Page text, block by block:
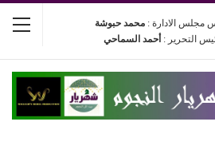
مجلس الادارة : محمد حبوشة
التحرير : أحمد السماحي